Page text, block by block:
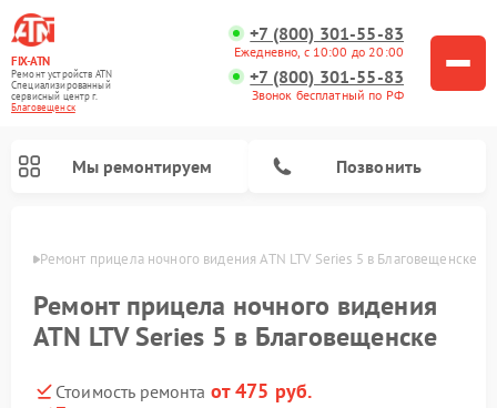
FIX-ATN
Ремонт устройств ATN
Специализированный
cервисный центр г.
Благовещенск
+7 (800) 301-55-83
Ежедневно, с 10:00 до 20:00
+7 (800) 301-55-83
Звонок бесплатный по РФ
Мы ремонтируем Позвонить
Ремонт прицела ночного видения ATN LTV Series 5 в Благовещенске
Ремонт прицела ночного видения
ATN LTV Series 5 в Благовещенске
Стоимость ремонта от 475 руб.